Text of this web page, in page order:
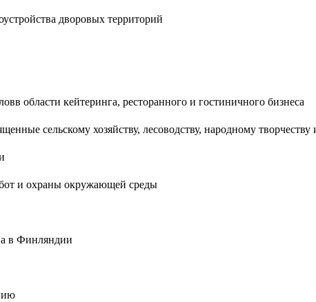
дворовых территорий
области кейтеринга, ресторанного и гостиничного бизнеса
сельскому хозяйству, лесоводству, народному творчеству
и охраны окружающей среды
в Финляндии